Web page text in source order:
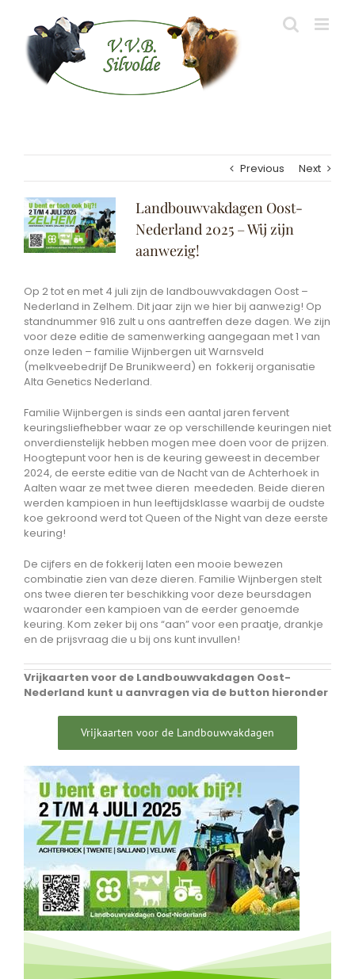
content
Previous Next
View
Larger
Image
Landbouwvakdagen Oost-
Nederland 2025 – Wij zijn
aanwezig!
Op 2 tot en met 4 juli zijn de landbouwvakdagen Oost –
Nederland in Zelhem. Dit jaar zijn we hier bij aanwezig! Op
standnummer 916 zult u ons aantreffen deze dagen. We zijn
voor deze editie de samenwerking aangegaan met 1 van
onze leden – familie Wijnbergen uit Warnsveld
(melkveebedrijf De Brunikweerd) en fokkerij organisatie
Alta Genetics Nederland.
Familie Wijnbergen is sinds een aantal jaren fervent
keuringsliefhebber waar ze op verschillende keuringen niet
onverdienstelijk hebben mogen mee doen voor de prijzen.
Hoogtepunt voor hen is de keuring geweest in december
2024, de eerste editie van de Nacht van de Achterhoek in
Aalten waar ze met twee dieren meededen. Beide dieren
werden kampioen in hun leeftijdsklasse waarbij de oudste
koe gekroond werd tot Queen of the Night van deze eerste
keuring!
De cijfers en de fokkerij laten een mooie bewezen
combinatie zien van deze dieren. Familie Wijnbergen stelt
ons twee dieren ter beschikking voor deze beursdagen
waaronder een kampioen van de eerder genoemde
keuring. Kom zeker bij ons “aan” voor een praatje, drankje
en de prijsvraag die u bij ons kunt invullen!
Vrijkaarten voor de Landbouwvakdagen Oost-
Nederland kunt u aanvragen via de button hieronder
Vrijkaarten voor de Landbouwvakdagen